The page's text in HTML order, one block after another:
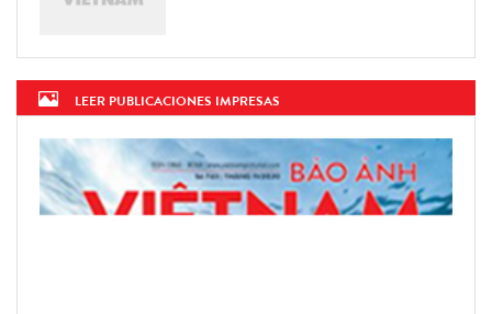
LEER PUBLICACIONES IMPRESAS